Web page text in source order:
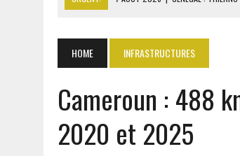
7 AOÛT 2026 | OUATTARA APPELLE À L’UNION
CÔTE D’IVOIRE : OUATTARA
HOME INFRASTRUCTURES
Cameroun : 488
2020 et 2025